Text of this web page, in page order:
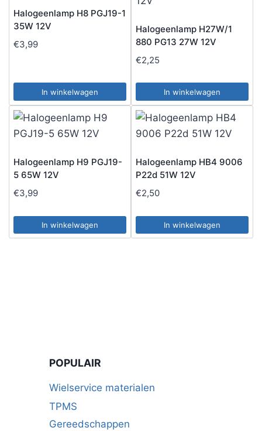
Halogeenlamp H8 PGJ19-1
35W 12V
€3,99
In winkelwagen
Halogeenlamp H27W/1
880 PG13 27W 12V
€2,25
In winkelwagen
Halogeenlamp H9 PGJ19-
5 65W 12V
€3,99
In winkelwagen
Halogeenlamp HB4 9006
P22d 51W 12V
€2,50
In winkelwagen
POPULAIR
Wielservice materialen
TPMS
Gereedschappen